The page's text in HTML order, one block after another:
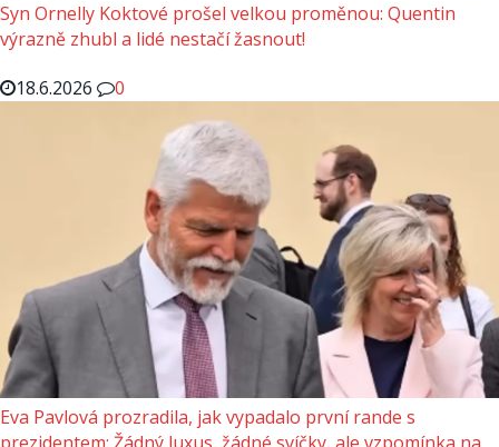
Syn Ornelly Koktové prošel velkou proměnou: Quentin
výrazně zhubl a lidé nestačí žasnout!
18.6.2026
0
Eva Pavlová prozradila, jak vypadalo první rande s